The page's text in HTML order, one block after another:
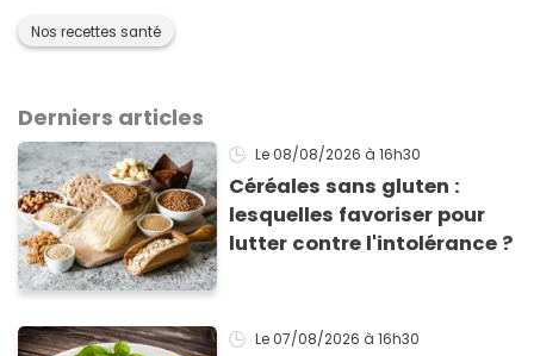
Nos recettes santé
Derniers articles
Le 08/08/2026 à 16h30
Céréales sans gluten :
lesquelles favoriser pour
lutter contre l'intolérance ?
Le 07/08/2026 à 16h30